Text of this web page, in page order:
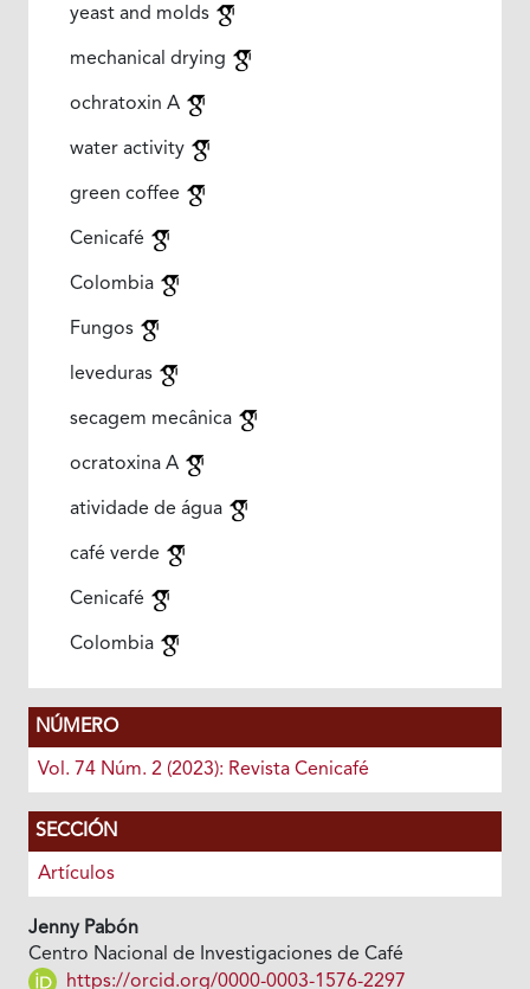
yeast and molds
mechanical drying
ochratoxin A
water activity
green coffee
Cenicafé
Colombia
Fungos
leveduras
secagem mecânica
ocratoxina A
atividade de água
café verde
Cenicafé
Colombia
NÚMERO
Vol. 74 Núm. 2 (2023): Revista Cenicafé
SECCIÓN
Artículos
Jenny Pabón
Centro Nacional de Investigaciones de Café
https://orcid.org/0000-0003-1576-2297